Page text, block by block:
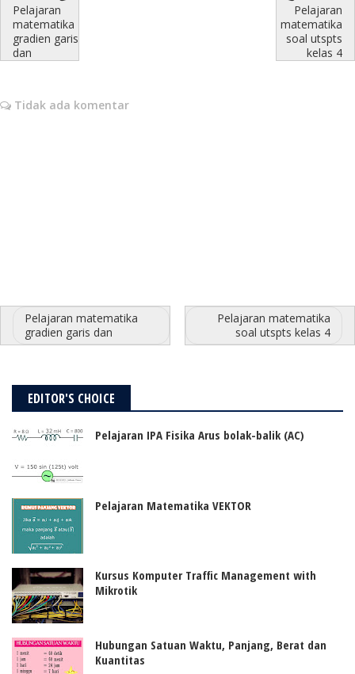
Pelajaran
matematika
gradien garis
dan
Pelajaran
matematika
soal utspts
kelas 4
Tidak ada komentar
Pelajaran matematika
gradien garis dan
Pelajaran matematika
soal utspts kelas 4
EDITOR'S CHOICE
Pelajaran IPA Fisika Arus bolak-balik (AC)
Pelajaran Matematika VEKTOR
Kursus Komputer Traffic Management with
Mikrotik
Hubungan Satuan Waktu, Panjang, Berat dan
Kuantitas